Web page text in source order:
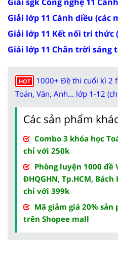
Giải lớp 11 Cánh diều (các
Giải lớp 11 Kết nối tri thức
Giải lớp 11 Chân trời sáng
HOT
1000+ Đề thi cuối kì 2
Toán, Văn, Anh... lớp 1-12
Các sản phẩm
Combo 3 khóa học
chỉ với 250k
Phòng luyện 1000 đề
ĐHQGHN, Tp.HCM,
chỉ với 399k
Mã giảm giá 20% sản
trên Shopee mall